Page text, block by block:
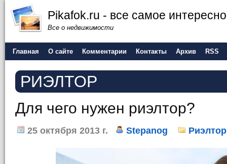
Pikafok.ru - все самое
Все о недвижимости
Главная О сайте Комментарии Контакты Архив RSS
РИЭЛТОР
Для чего нужен риэлтор?
25 октября 2013 г. Stepanog Риэлтор